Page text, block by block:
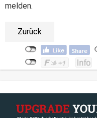
melden.
Zurück